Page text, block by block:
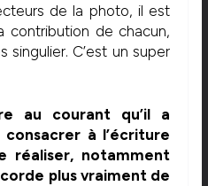
de la photo, il est
contribution de chacun,
C’est un super
au courant qu’il a
à l’écriture
réaliser, notamment
plus vraiment de